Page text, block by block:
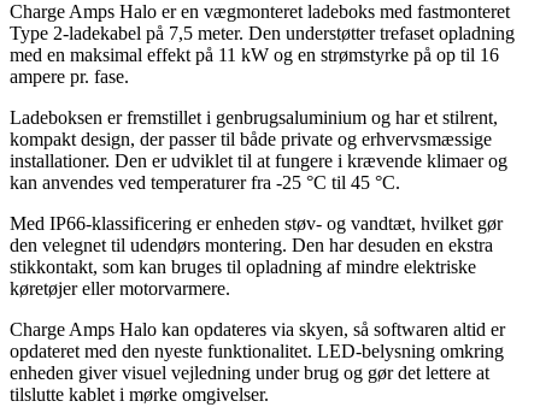
Charge Amps Halo er en vægmonteret ladeboks med fastmonteret
Type 2-ladekabel på 7,5 meter. Den understøtter trefaset opladning
med en maksimal effekt på 11 kW og en strømstyrke på op til 16
ampere pr. fase.
Ladeboksen er fremstillet i genbrugsaluminium og har et stilrent,
kompakt design, der passer til både private og erhvervsmæssige
installationer. Den er udviklet til at fungere i krævende klimaer og
kan anvendes ved temperaturer fra -25 °C til 45 °C.
Med IP66-klassificering er enheden støv- og vandtæt, hvilket gør
den velegnet til udendørs montering. Den har desuden en ekstra
stikkontakt, som kan bruges til opladning af mindre elektriske
køretøjer eller motorvarmere.
Charge Amps Halo kan opdateres via skyen, så softwaren altid er
opdateret med den nyeste funktionalitet. LED-belysning omkring
enheden giver visuel vejledning under brug og gør det lettere at
tilslutte kablet i mørke omgivelser.